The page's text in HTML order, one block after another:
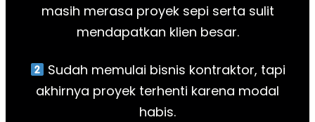
masih merasa proyek sepi serta sulit
mendapatkan klien besar.
Sudah memulai bisnis kontraktor, tapi
akhirnya proyek terhenti karena modal
habis.